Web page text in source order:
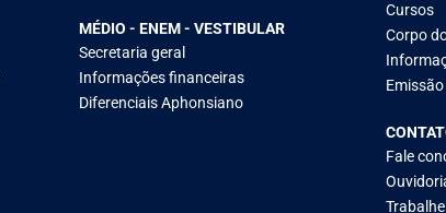
MÉDIO - ENEM - VESTIBULAR
Secretaria geral
Informações financeiras
Diferenciais Aphonsiano
Cursos
Corpo
Fale